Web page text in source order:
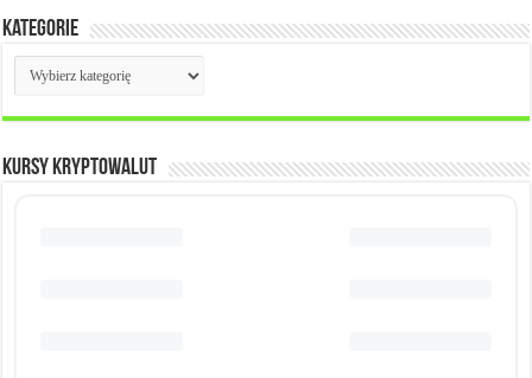
Kategorie
Kategorie
KURSY KRYPTOWALUT